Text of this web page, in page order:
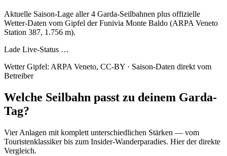
Aktuelle Saison-Lage aller 4 Garda-Seilbahnen plus offizielle
Wetter-Daten vom Gipfel der Funivia Monte Baldo (ARPA Veneto
Station 387, 1.756 m).
Lade Live-Status …
Wetter Gipfel: ARPA Veneto, CC-BY · Saison-Daten direkt vom
Betreiber
Welche Seilbahn passt zu deinem Garda-
Tag?
Vier Anlagen mit komplett unterschiedlichen Stärken — vom
Touristenklassiker bis zum Insider-Wanderparadies. Hier der direkte
Vergleich.